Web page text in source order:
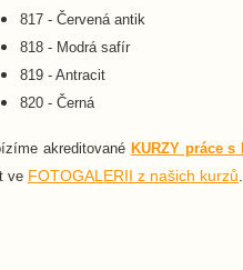
817 - Červená antik
818 - Modrá safír
819 - Antracit
820 - Černá
akreditované KURZY práce s
ve FOTOGALERII z našich kurzů